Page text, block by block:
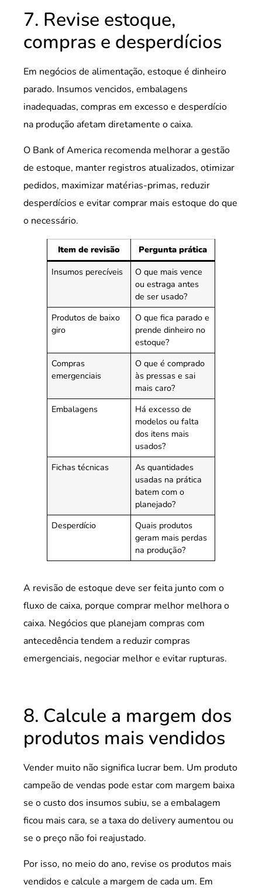
7. Revise estoque,
compras e desperdícios
Em negócios de alimentação, estoque é dinheiro
parado. Insumos vencidos, embalagens
inadequadas, compras em excesso e desperdício
na produção afetam diretamente o caixa.
O Bank of America recomenda melhorar a gestão
de estoque, manter registros atualizados, otimizar
pedidos, maximizar matérias-primas, reduzir
desperdícios e evitar comprar mais estoque do que
o necessário.
Item de revisão
Pergunta prática
Insumos perecíveis
O que mais vence
ou estraga antes
de ser usado?
Produtos de baixo
giro
O que fica parado e
prende dinheiro no
estoque?
Compras
emergenciais
O que é comprado
às pressas e sai
mais caro?
Embalagens
Há excesso de
modelos ou falta
dos itens mais
usados?
Fichas técnicas
As quantidades
usadas na prática
batem com o
planejado?
Desperdício
Quais produtos
geram mais perdas
na produção?
A revisão de estoque deve ser feita junto com o
fluxo de caixa, porque comprar melhor melhora o
caixa. Negócios que planejam compras com
antecedência tendem a reduzir compras
emergenciais, negociar melhor e evitar rupturas.
8. Calcule a margem dos
produtos mais vendidos
Vender muito não significa lucrar bem. Um produto
campeão de vendas pode estar com margem baixa
se o custo dos insumos subiu, se a embalagem
ficou mais cara, se a taxa do delivery aumentou ou
se o preço não foi reajustado.
Por isso, no meio do ano, revise os produtos mais
vendidos e calcule a margem de cada um. Em